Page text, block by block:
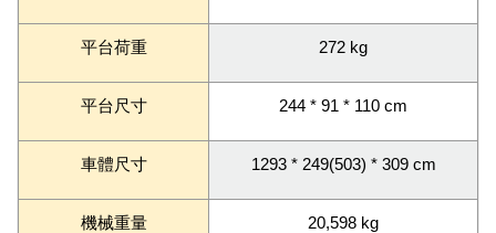
平台荷重 272 kg
平台尺寸 244 * 91 * 110 cm
車體尺寸 1293 * 249(503) * 309 cm
機械重量 20,598 kg